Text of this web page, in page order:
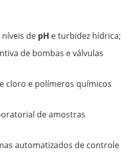
de pH e turbidez hídrica;
de bombas e válvulas
cloro e polímeros químicos
de amostras
automatizados de controle